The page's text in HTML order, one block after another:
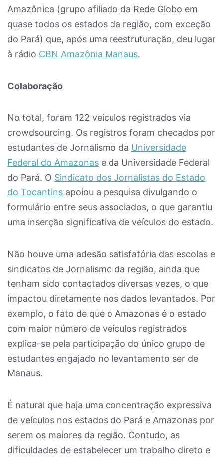
Amazônica (grupo afiliado da Rede Globo em
quase todos os estados da região, com exceção
do Pará) que, após uma reestruturação, deu lugar
à rádio CBN Amazônia Manaus.
Colaboração
No total, foram 122 veículos registrados via
crowdsourcing. Os registros foram checados por
estudantes de Jornalismo da Universidade
Federal do Amazonas e da Universidade Federal
do Pará. O Sindicato dos Jornalistas do Estado
do Tocantins apoiou a pesquisa divulgando o
formulário entre seus associados, o que garantiu
uma inserção significativa de veículos do estado.
Não houve uma adesão satisfatória das escolas e
sindicatos de Jornalismo da região, ainda que
tenham sido contactados diversas vezes, o que
impactou diretamente nos dados levantados. Por
exemplo, o fato de que o Amazonas é o estado
com maior número de veículos registrados
explica-se pela participação do único grupo de
estudantes engajado no levantamento ser de
Manaus.
É natural que haja uma concentração expressiva
de veículos nos estados do Pará e Amazonas por
serem os maiores da região. Contudo, as
dificuldades de estabelecer um trabalho direto e